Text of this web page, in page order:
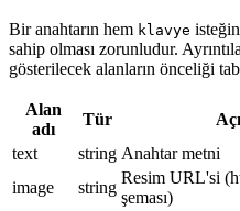
Bir anahtarın hem klavye
sahip olması zorunludur.
gösterilecek alanların önceliği
Alan
adı
Tür
text
string Anahtar metni
image
string
Resim URL'si
şeması)